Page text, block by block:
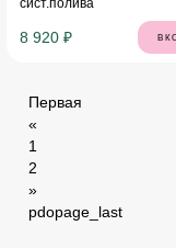
сист.полива
8 920 ₽ В
Первая
«
1
2
»
pdopage_last